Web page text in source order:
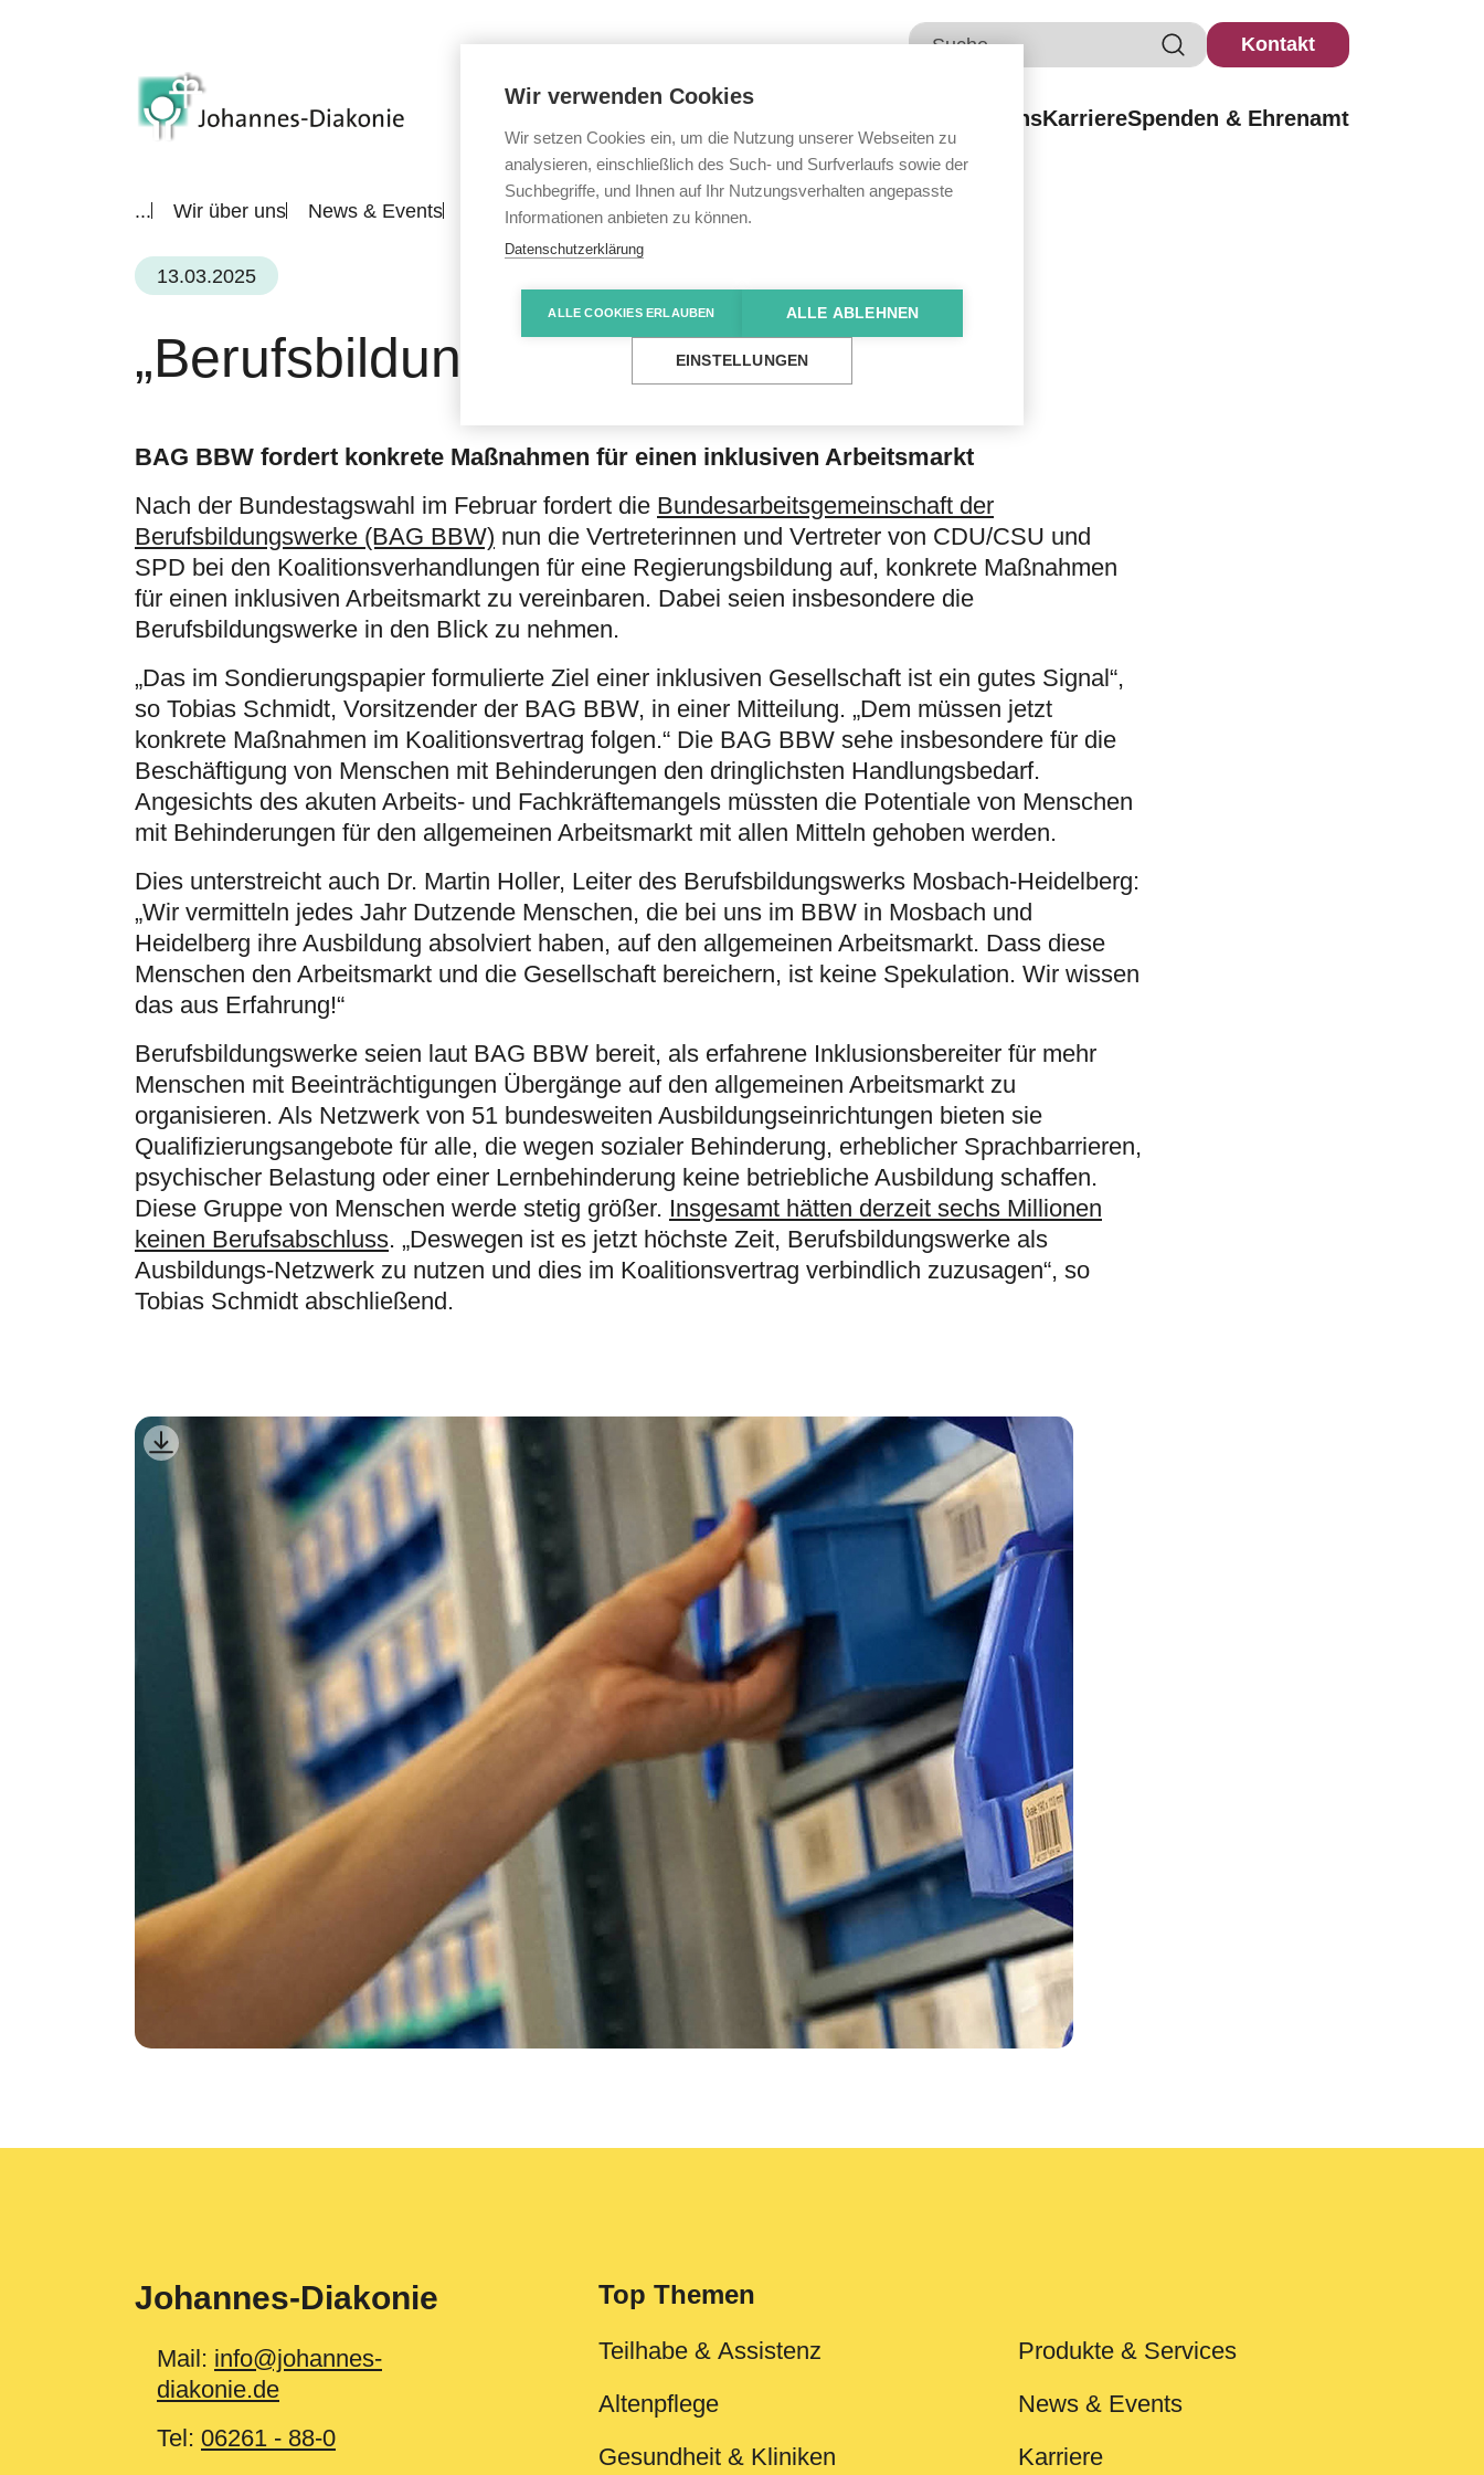
Kontakt
Wir über unsKarriereSpenden & Ehrenamt
... Wir über uns News & Events Alle News „Berufsbildungswerke sind bereit“
13.03.2025
„Berufsbildungswerke sind bereit“
BAG BBW fordert konkrete Maßnahmen für einen inklusiven Arbeitsmarkt
Nach der Bundestagswahl im Februar fordert die Bundesarbeitsgemeinschaft der
Berufsbildungswerke (BAG BBW) nun die Vertreterinnen und Vertreter von CDU/CSU und
SPD bei den Koalitionsverhandlungen für eine Regierungsbildung auf, konkrete Maßnahmen
für einen inklusiven Arbeitsmarkt zu vereinbaren. Dabei seien insbesondere die
Berufsbildungswerke in den Blick zu nehmen.
„Das im Sondierungspapier formulierte Ziel einer inklusiven Gesellschaft ist ein gutes Signal“,
so Tobias Schmidt, Vorsitzender der BAG BBW, in einer Mitteilung. „Dem müssen jetzt
konkrete Maßnahmen im Koalitionsvertrag folgen.“ Die BAG BBW sehe insbesondere für die
Beschäftigung von Menschen mit Behinderungen den dringlichsten Handlungsbedarf.
Angesichts des akuten Arbeits- und Fachkräftemangels müssten die Potentiale von Menschen
mit Behinderungen für den allgemeinen Arbeitsmarkt mit allen Mitteln gehoben werden.
Dies unterstreicht auch Dr. Martin Holler, Leiter des Berufsbildungswerks Mosbach-Heidelberg:
„Wir vermitteln jedes Jahr Dutzende Menschen, die bei uns im BBW in Mosbach und
Heidelberg ihre Ausbildung absolviert haben, auf den allgemeinen Arbeitsmarkt. Dass diese
Menschen den Arbeitsmarkt und die Gesellschaft bereichern, ist keine Spekulation. Wir wissen
das aus Erfahrung!“
Berufsbildungswerke seien laut BAG BBW bereit, als erfahrene Inklusionsbereiter für mehr
Menschen mit Beeinträchtigungen Übergänge auf den allgemeinen Arbeitsmarkt zu
organisieren. Als Netzwerk von 51 bundesweiten Ausbildungseinrichtungen bieten sie
Qualifizierungsangebote für alle, die wegen sozialer Behinderung, erheblicher Sprachbarrieren,
psychischer Belastung oder einer Lernbehinderung keine betriebliche Ausbildung schaffen.
Diese Gruppe von Menschen werde stetig größer. Insgesamt hätten derzeit sechs Millionen
keinen Berufsabschluss. „Deswegen ist es jetzt höchste Zeit, Berufsbildungswerke als
Ausbildungs-Netzwerk zu nutzen und dies im Koalitionsvertrag verbindlich zuzusagen“, so
Tobias Schmidt abschließend.
Johannes-Diakonie
Mail: info@johannes-
diakonie.de
Tel: 06261 - 88-0
Top Themen
Teilhabe & Assistenz
Altenpflege
Gesundheit & Kliniken
Produkte & Services
News & Events
Karriere
Wir verwenden Cookies
Wir setzen Cookies ein, um die Nutzung unserer Webseiten zu
analysieren, einschließlich des Such- und Surfverlaufs sowie der
Suchbegriffe, und Ihnen auf Ihr Nutzungsverhalten angepasste
Informationen anbieten zu können.
Datenschutzerklärung
ALLE COOKIES ERLAUBEN ALLE ABLEHNEN
EINSTELLUNGEN